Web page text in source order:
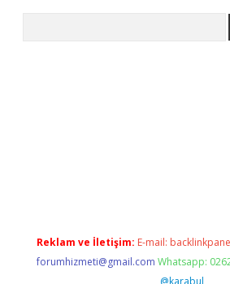
Reklam ve İletişim: E-mail:
forumhizmeti@gmail.com Whatsapp:
@karabul